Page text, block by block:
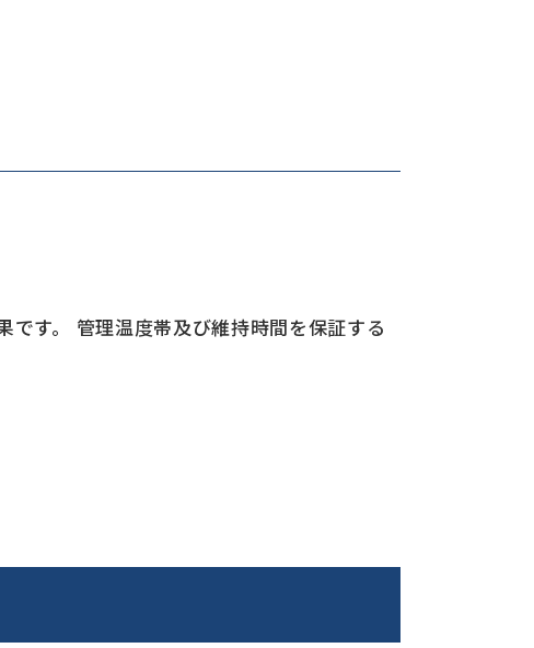
す。 管理温度帯及び維持時間を保証する